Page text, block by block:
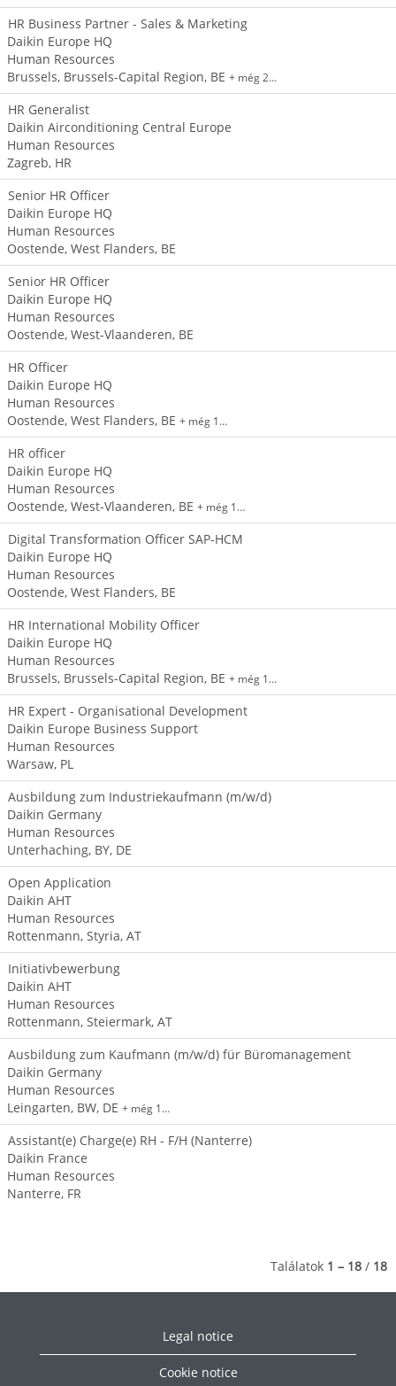
HR Business Partner - Sales & Marketing
Daikin Europe HQ
Human Resources
Brussels, Brussels-Capital Region, BE + még 2…
HR Generalist
Daikin Airconditioning Central Europe
Human Resources
Zagreb, HR
Senior HR Officer
Daikin Europe HQ
Human Resources
Oostende, West Flanders, BE
Senior HR Officer
Daikin Europe HQ
Human Resources
Oostende, West-Vlaanderen, BE
HR Officer
Daikin Europe HQ
Human Resources
Oostende, West Flanders, BE + még 1…
HR officer
Daikin Europe HQ
Human Resources
Oostende, West-Vlaanderen, BE + még 1…
Digital Transformation Officer SAP-HCM
Daikin Europe HQ
Human Resources
Oostende, West Flanders, BE
HR International Mobility Officer
Daikin Europe HQ
Human Resources
Brussels, Brussels-Capital Region, BE + még 1…
HR Expert - Organisational Development
Daikin Europe Business Support
Human Resources
Warsaw, PL
Ausbildung zum Industriekaufmann (m/w/d)
Daikin Germany
Human Resources
Unterhaching, BY, DE
Open Application
Daikin AHT
Human Resources
Rottenmann, Styria, AT
Initiativbewerbung
Daikin AHT
Human Resources
Rottenmann, Steiermark, AT
Ausbildung zum Kaufmann (m/w/d) für Büromanagement
Daikin Germany
Human Resources
Leingarten, BW, DE + még 1…
Assistant(e) Charge(e) RH - F/H (Nanterre)
Daikin France
Human Resources
Nanterre, FR
Találatok 1 – 18 / 18
Legal notice
Cookie notice